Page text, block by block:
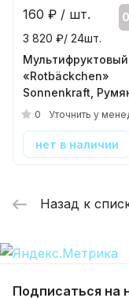
160 ₽ / шт.
3 820 ₽/ 24шт.
«Rotbäckchen»
Sonnenkraft,
щечки 0.125, стекло
0 Уточнить у
нет в наличии
Назад к
Подписаться на